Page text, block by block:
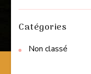
Catégories
Non classé